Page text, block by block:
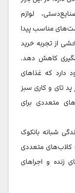
لوازم
مناسب پیدا
از تجربه خرید
کاهش دهد.
دارد که غذاهای
پد تای و کاری سبز
متعددی برای
شبانه بانکوک
و کلاب‌های متعددی
زنده و اجراهای